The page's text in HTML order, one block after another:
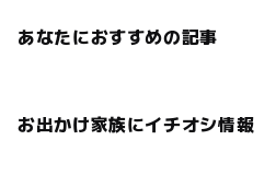
あなたにおすすめの記事
お出かけ家族にイチオシ情報